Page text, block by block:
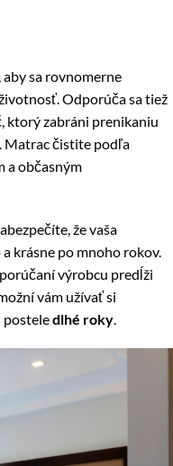
, aby sa rovnomerne
Odporúča sa tiež
ktorý zabráni prenikaniu
Matrac čistite podľa
a občasným
že vaša
krásne po mnoho rokov.
výrobcu predĺži
vám užívať si
posteledlhé roky